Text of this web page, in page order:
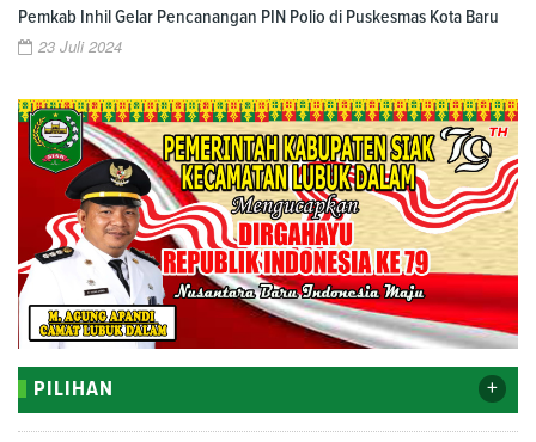
Pemkab Inhil Gelar Pencanangan PIN Polio di Puskesmas Kota Baru
23 Juli 2024
PILIHAN +